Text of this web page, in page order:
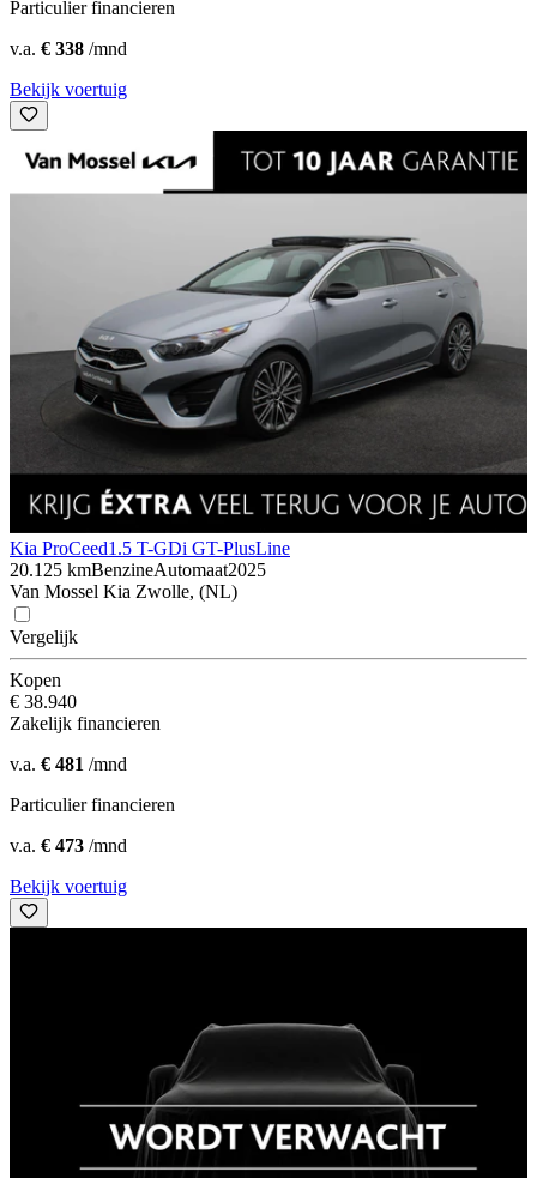
Particulier financieren
v.a. € 338 /mnd
Bekijk voertuig
Kia ProCeed1.5 T-GDi GT-PlusLine
20.125 kmBenzineAutomaat2025
Van Mossel Kia Zwolle, (NL)
Vergelijk
Kopen
€ 38.940
Zakelijk financieren
v.a. € 481 /mnd
Particulier financieren
v.a. € 473 /mnd
Bekijk voertuig